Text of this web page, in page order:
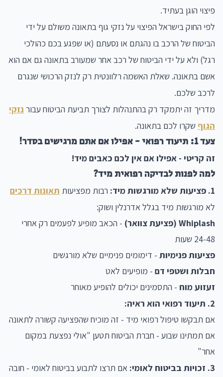
פיצוי הוגן בעתיד.
לפי החוק בישראל הפיצוי על נזקי גוף בתאונה משולם על ידי
הביטוח של הרכב בו נהגתם או נסעתם (או שפגע בכם כהולכי
רגל) ולא על ידי הביטוח של רכב אחר שמעורב בתאונה גם אם הוא
אשם בתאונה. שאלת האשמה רלוונטית רק לנזק הרכושי שנגרם
לרכב שלכם.
מדריך זה יתמקד רק בהתנהלות לצורך תביעת הביטוח עבור נזקי
הגוף שקרו לכם בתאונה.
צעד 1: תיעוד רפואי - אפילו אם אתם מרגישים בסדר!
זה קריטי - אפילו אם אין לכם כאבים מיד!
למה לפנות לבדיקה רפואית מיד?
1. פציעות שלא מורגשות מיד: רבות מפציעות תאונות דרכים
לא מורגשות מיד בגלל אדרנלין ושוק:
Whiplash (פציעת צוואר)
- הכאב מופיע לפעמים רק אחרי
24-48 שעות
פציעות פנימיות - דימומים פנימיים שלא מורגשים
חבלות ושטפי דם - מופיעים לאט
זעזוע מוח - התסמינים יכולים להופיע מאוחר
2. תיעוד רפואי הוא ראיה:
אם תבקשו טיפול רפואי מיד - זה מוכיח שהפציעה קשורה לתאונה
אם תמתינו שבוע - חברת הביטוח תטען "אולי נפצעת במקום
אחר"
3. זכויות בביטוח לאומי:
אם תרצו לתבוע בביטוח לאומי - חובה